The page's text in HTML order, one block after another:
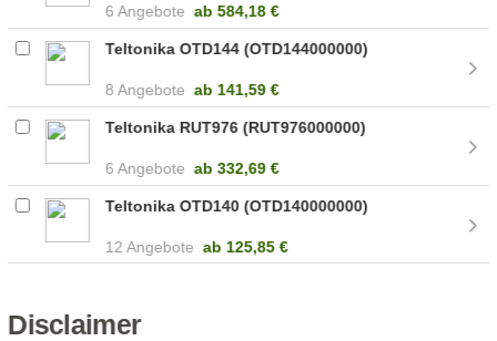
6 Angebote ab 584,18 €
Teltonika OTD144 (OTD144000000)
8 Angebote ab 141,59 €
Teltonika RUT976 (RUT976000000)
6 Angebote ab 332,69 €
Teltonika OTD140 (OTD140000000)
12 Angebote ab 125,85 €
Disclaimer